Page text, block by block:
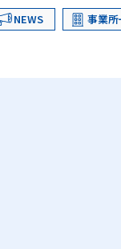
NEWS 事業